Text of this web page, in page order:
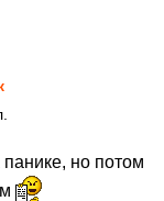
но потом